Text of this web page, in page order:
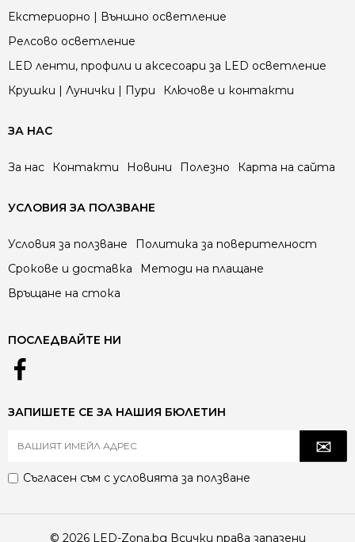
Екстериорно | Външно осветление
Релсово осветление
LED ленти, профили и аксесоари за LED осветление
Крушки | Лунички | Пури
Ключове и контакти
ЗА НАС
За нас Контакти Новини Полезно Карта на сайта
УСЛОВИЯ ЗА ПОЛЗВАНЕ
Условия за ползване
Политика за поверителност
Срокове и доставка
Методи на плащане
Връщане на стока
ПОСЛЕДВАЙТЕ НИ
ЗАПИШЕТЕ СЕ ЗА НАШИЯ БЮЛЕТИН
Съгласен съм с условията за ползване
© 2026 LED-Zona.bg Всички права запазени